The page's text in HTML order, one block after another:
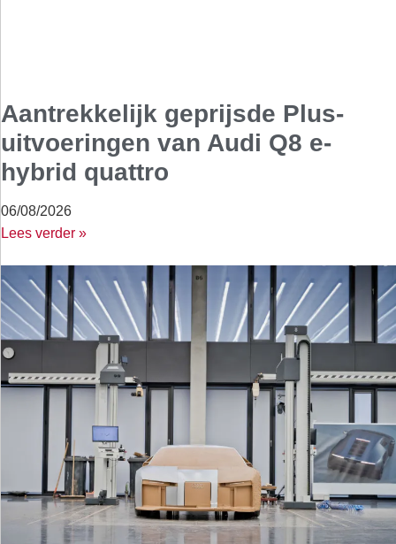
Aantrekkelijk geprijsde Plus-
uitvoeringen van Audi Q8 e-
hybrid quattro
06/08/2026
Lees verder »